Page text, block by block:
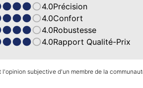
4.0Précision
4.0Confort
4.0Robustesse
4.0Rapport Qualité-Prix
l'opinion subjective d'un membre de la